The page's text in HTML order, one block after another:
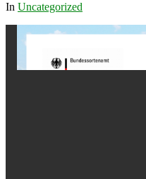
In Uncategorized